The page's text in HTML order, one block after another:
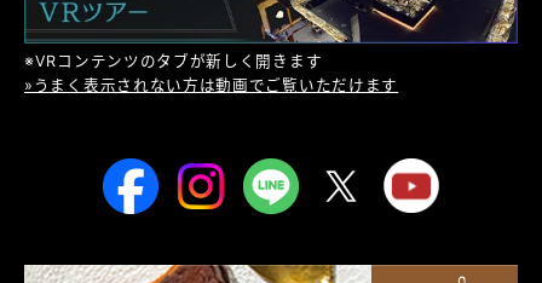
※VRコンテンツのタブが新しく開きます
»うまく表示されない方は動画でご覧いただけます